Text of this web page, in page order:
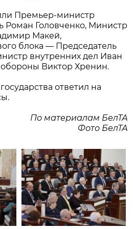
Премьер-министр
Роман Головченко, Министр
Макей,
блока — Председатель
внутренних дел Иван
Виктор Хренин.
ответил на
По материалам БелТА
Фото БелТА